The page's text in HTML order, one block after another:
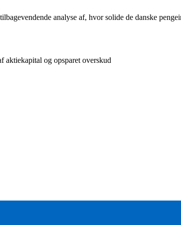
analyse af, hvor solide de danske
aktiekapital og opsparet overskud